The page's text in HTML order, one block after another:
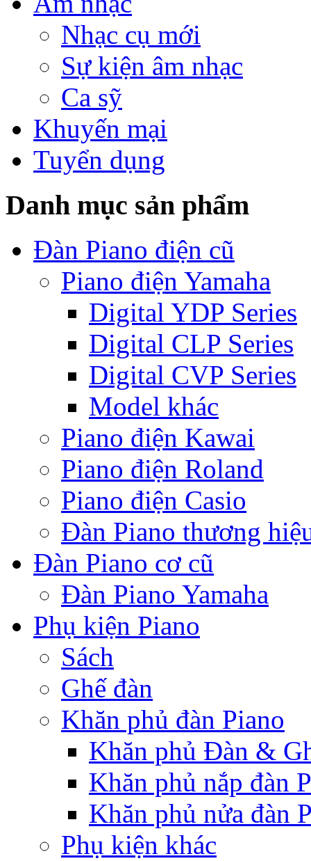
Nhạc cụ mới
Sự kiện âm nhạc
Ca sỹ
Khuyến mại
Tuyển dụng
Danh mục sản phẩm
Đàn Piano điện cũ
Piano điện Yamaha
Digital YDP Series
Digital CLP Series
Digital CVP Series
Model khác
Piano điện Kawai
Piano điện Roland
Piano điện Casio
Đàn Piano thương
Đàn Piano cơ cũ
Đàn Piano Yamaha
Phụ kiện Piano
Sách
Ghế đàn
Khăn phủ đàn Piano
Khăn phủ Đàn &
Khăn phủ nắp đàn
Khăn phủ nửa đàn
Phụ kiện khác